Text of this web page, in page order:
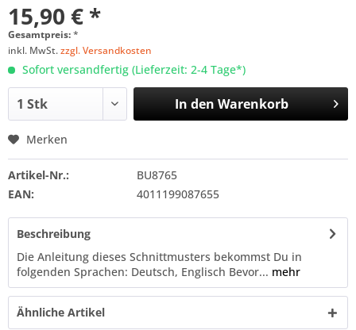
15,90 € *
Gesamtpreis:*
inkl. MwSt.zzgl. Versandkosten
Sofort versandfertig (Lieferzeit: 2-4 Tage*)
In den Warenkorb
Merken
Artikel-Nr.:
BU8765
EAN:
4011199087655
Beschreibung
Die Anleitung dieses Schnittmusters bekommst Du in
folgenden Sprachen: Deutsch, Englisch Bevor... mehr
Ähnliche Artikel